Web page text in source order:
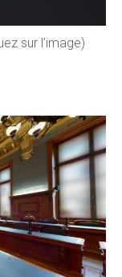
sur l’image)